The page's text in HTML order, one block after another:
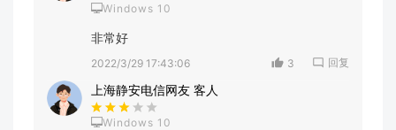
Windows 10
非常好
2022/3/29 17:43:06 3 回复
上海静安电信网友 客人
Windows 10